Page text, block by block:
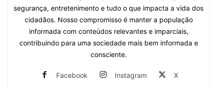
segurança, entretenimento e tudo o que impacta a vida dos
cidadãos. Nosso compromisso é manter a população
informada com conteúdos relevantes e imparciais,
contribuindo para uma sociedade mais bem informada e
consciente.
Facebook Instagram X